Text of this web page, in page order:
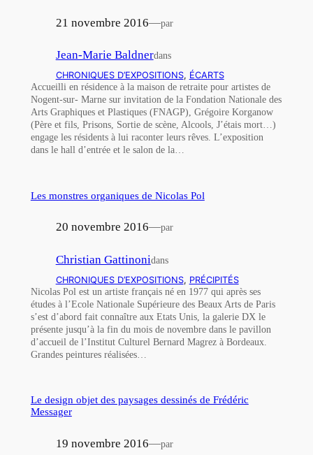
21 novembre 2016—par
Jean-Marie Baldnerdans
CHRONIQUES D’EXPOSITIONS, ÉCARTS
Accueilli en résidence à la maison de retraite pour artistes de
Nogent-sur- Marne sur invitation de la Fondation Nationale des
Arts Graphiques et Plastiques (FNAGP), Grégoire Korganow
(Père et fils, Prisons, Sortie de scène, Alcools, J’étais mort…)
engage les résidents à lui raconter leurs rêves. L’exposition
dans le hall d’entrée et le salon de la…
Les monstres organiques de Nicolas Pol
20 novembre 2016—par
Christian Gattinonidans
CHRONIQUES D’EXPOSITIONS, PRÉCIPITÉS
Nicolas Pol est un artiste français né en 1977 qui après ses
études à l’Ecole Nationale Supérieure des Beaux Arts de Paris
s’est d’abord fait connaître aux Etats Unis, la galerie DX le
présente jusqu’à la fin du mois de novembre dans le pavillon
d’accueil de l’Institut Culturel Bernard Magrez à Bordeaux.
Grandes peintures réalisées…
Le design objet des paysages dessinés de Frédéric
Messager
19 novembre 2016—par